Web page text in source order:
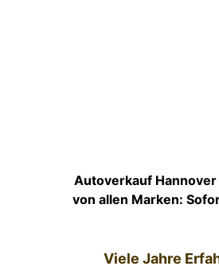
Autoverkauf
von allen Marken:
Viele Jahre